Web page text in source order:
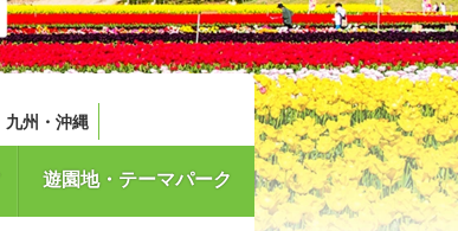
九州・沖縄
遊園地・テーマパーク